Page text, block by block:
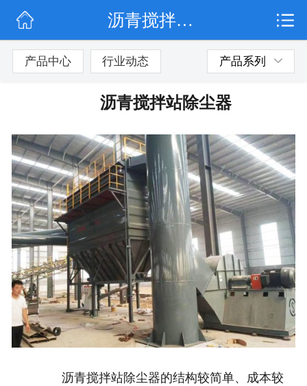
公司简介
联系我们
沥青搅拌站除尘器
产品中心 行业动态 产品系列
沥青搅拌站除尘器
沥青搅拌站除尘器的结构较简单、成本较